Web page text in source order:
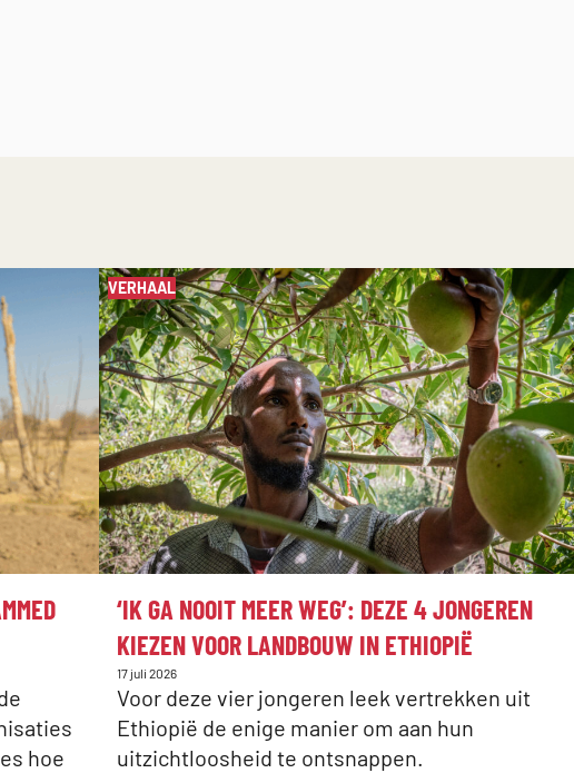
hoe
VERHAAL
:
‘IK GA NOOIT MEER WEG’: DEZE 4 JONGEREN
KIEZEN VOOR LANDBOUW IN ETHIOPIË
Gepubliceerd
op:
17 juli 2026
Voor deze vier jongeren leek vertrekken uit
Ethiopië de enige manier om aan hun
uitzichtloosheid te ontsnappen.